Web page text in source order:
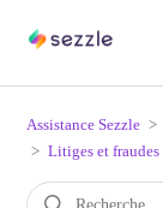
Assistance Sezzle
Litiges et fraudes